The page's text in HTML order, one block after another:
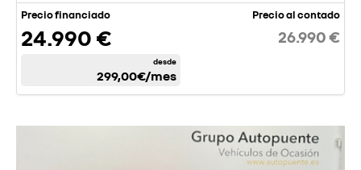
Precio financiado
24.990 €
desde
299,00€/mes
Precio al contado
26.990 €